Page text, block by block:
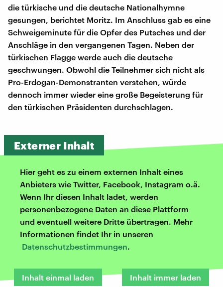
die türkische und die deutsche Nationalhymne
gesungen, berichtet Moritz. Im Anschluss gab es eine
Schweigeminute für die Opfer des Putsches und der
Anschläge in den vergangenen Tagen. Neben der
türkischen Flagge werde auch die deutsche
geschwungen. Obwohl die Teilnehmer sich nicht als
Pro-Erdogan-Demonstranten verstehen, würde
dennoch immer wieder eine große Begeisterung für
den türkischen Präsidenten durchschlagen.
Externer Inhalt
Hier geht es zu einem externen Inhalt eines
Anbieters wie Twitter, Facebook, Instagram o.ä.
Wenn Ihr diesen Inhalt ladet, werden
personenbezogene Daten an diese Plattform
und eventuell weitere Dritte übertragen. Mehr
Informationen findet Ihr in unseren
Datenschutzbestimmungen.
Inhalt einmal laden Inhalt immer laden